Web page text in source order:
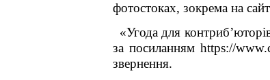
фотостоках, зокрема на
«Угода для
за посиланням https://
звернення.